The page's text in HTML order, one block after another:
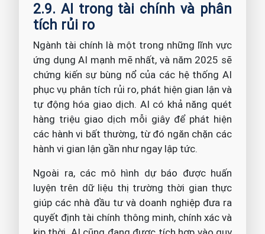
2.9. AI trong tài chính và phân
tích rủi ro
Ngành tài chính là một trong những lĩnh vực
ứng dụng AI mạnh mẽ nhất, và năm 2025 sẽ
chứng kiến sự bùng nổ của các hệ thống AI
phục vụ phân tích rủi ro, phát hiện gian lận và
tự động hóa giao dịch. AI có khả năng quét
hàng triệu giao dịch mỗi giây để phát hiện
các hành vi bất thường, từ đó ngăn chặn các
hành vi gian lận gần như ngay lập tức.
Ngoài ra, các mô hình dự báo được huấn
luyện trên dữ liệu thị trường thời gian thực
giúp các nhà đầu tư và doanh nghiệp đưa ra
quyết định tài chính thông minh, chính xác và